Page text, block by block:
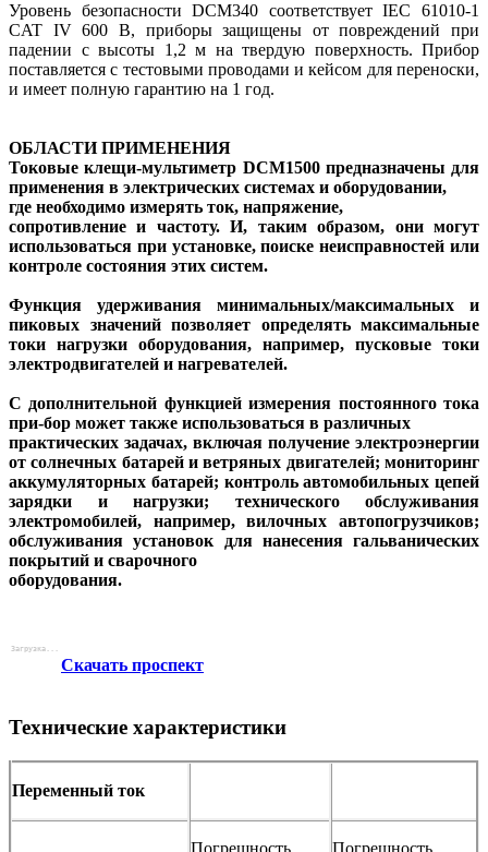
Уровень безопасности DCM340 соответствует IEC 61010-1
CAT IV 600 В, приборы защищены от повреждений при
падении с высоты 1,2 м на твердую поверхность. Прибор
поставляется с тестовыми проводами и кейсом для переноски,
и имеет полную гарантию на 1 год.
ОБЛАСТИ ПРИМЕНЕНИЯ
Токовые клещи-мультиметр DCM1500 предназначены для
применения в электрических системах и оборудовании,
где необходимо измерять ток, напряжение,
сопротивление и частоту. И, таким образом, они могут
использоваться при установке, поиске неисправностей или
контроле состояния этих систем.
Функция удерживания минимальных/максимальных и
пиковых значений позволяет определять максимальные
токи нагрузки оборудования, например, пусковые токи
электродвигателей и нагревателей.
С дополнительной функцией измерения постоянного тока
при-бор может также использоваться в различных
практических задачах, включая получение электроэнергии
от солнечных батарей и ветряных двигателей; мониторинг
аккумуляторных батарей; контроль автомобильных цепей
зарядки и нагрузки; технического обслуживания
электромобилей, например, вилочных автопогрузчиков;
обслуживания установок для нанесения гальванических
покрытий и сварочного
оборудования.
Скачать проспект
Технические характеристики
Переменный ток
Погрешность Погрешность